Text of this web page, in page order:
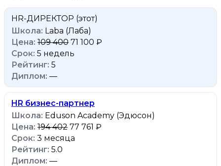
HR-ДИРЕКТОР (этот)
Laba (Лаба)
109 400 71 100 ₽
5 недель
5
—
HR бизнес-партнер
Eduson Academy (Эдюсон)
194 402 77 761 ₽
3 месяца
5.0
—